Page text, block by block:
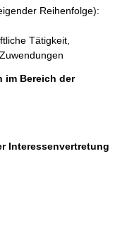
Reihenfolge):
Tätigkeit,
im Bereich der
Interessenvertretung